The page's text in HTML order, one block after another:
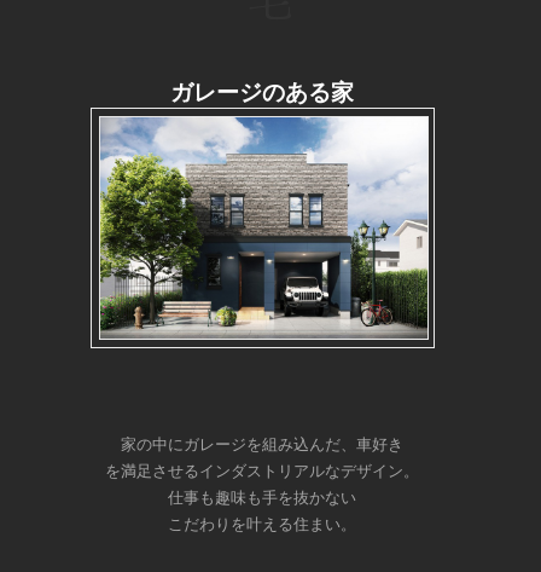
ガレージのある家
家の中にガレージを組み込んだ、車好き
を満足させるインダストリアルなデザイン。
仕事も趣味も手を抜かない
こだわりを叶える住まい。